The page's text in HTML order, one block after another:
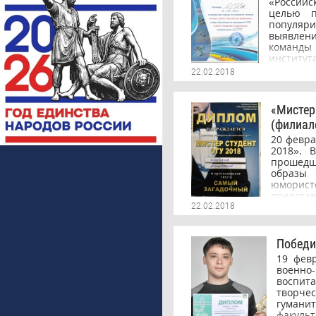
целью
гонкам
22.02.2018
20
2018».
образы
22.02.2018
19